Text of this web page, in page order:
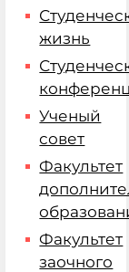
жизнь
Ученый
совет
Факультет
Факультет
заочного